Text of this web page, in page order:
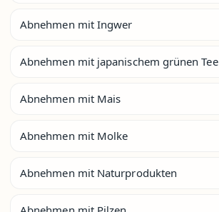
Abnehmen mit Ingwer
Abnehmen mit japanischem grünen Tee
Abnehmen mit Mais
Abnehmen mit Molke
Abnehmen mit Naturprodukten